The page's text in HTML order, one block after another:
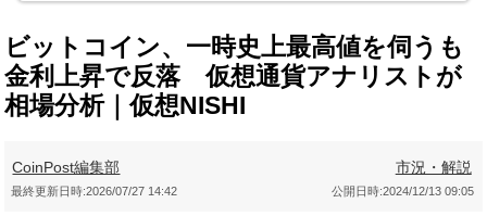
ビットコイン、一時史上最高値を伺うも
金利上昇で反落 仮想通貨アナリストが
相場分析｜仮想NISHI
CoinPost編集部 市況・解説
公開日時:2024/12/13 09:05
最終更新日時:2026/07/27 14:42